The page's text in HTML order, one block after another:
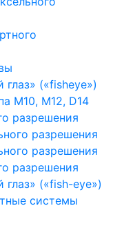
(«fisheye»)
M10, M12, D14
разрешения
разрешения
разрешения
разрешения
(«fish-eye»)
системы